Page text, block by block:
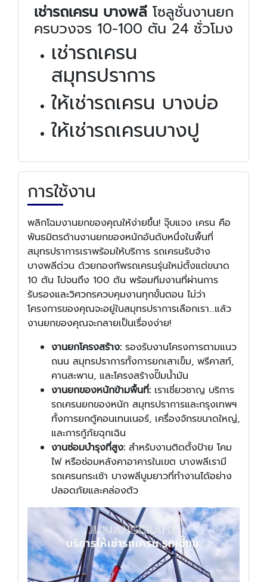
เช่ารถเครน บางพลี โซลูชั่นงานยก
ครบวงจร 10-100 ตัน 24 ชั่วโมง
เช่ารถเครน
สมุทรปราการ
ให้เช่ารถเครน บางบ่อ
ให้เช่ารถเครนบางปู
การใช้งาน
พลิกโฉมงานยกของคุณให้ง่ายขึ้น! จุ๊บแจง เครน คือ
พันธมิตรด้านงานยกของหนักอันดับหนึ่งในพื้นที่
สมุทรปราการเราพร้อมให้บริการ รถเครนรับจ้าง
บางพลีด่วน ด้วยกองทัพรถเครนรุ่นใหม่ตั้งแต่ขนาด
10 ตัน ไปจนถึง 100 ตัน พร้อมทีมงานที่ผ่านการ
รับรองและวิศวกรควบคุมงานทุกขั้นตอน ไม่ว่า
โครงการของคุณจะอยู่ในสมุทรปราการเลือกเรา...แล้ว
งานยกของคุณจะกลายเป็นเรื่องง่าย!
งานยกโครงสร้าง: รองรับงานโครงการตามแนว
ถนน สมุทรปราการทั้งการยกเสาเข็ม, พรีคาสท์,
คานสะพาน, และโครงสร้างปั๊มน้ำมัน
งานยกของหนักข้ามพื้นที่: เราเชี่ยวชาญ บริการ
รถเครนยกของหนัก สมุทรปราการและกรุงเทพฯ
ทั้งการยกตู้คอนเทนเนอร์, เครื่องจักรขนาดใหญ่,
และการกู้ภัยฉุกเฉิน
งานซ่อมบำรุงที่สูง: สำหรับงานติดตั้งป้าย โคม
ไฟ หรือซ่อมหลังคาอาคารในเขต บางพลีเรามี
รถเครนกระเช้า บางพลีบูมยาวที่ทำงานได้อย่าง
ปลอดภัยและคล่องตัว